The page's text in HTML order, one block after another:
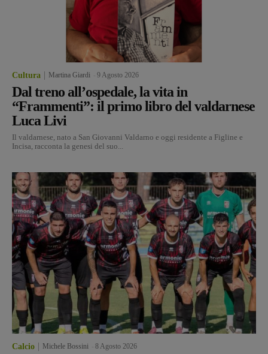
Cultura Martina Giardi 9 Agosto 2026
Dal treno all’ospedale, la vita in
“Frammenti”: il primo libro del valdarnese
Luca Livi
Il valdarnese, nato a San Giovanni Valdarno e oggi residente a Figline e
Incisa, racconta la genesi del suo...
Calcio Michele Bossini 8 Agosto 2026